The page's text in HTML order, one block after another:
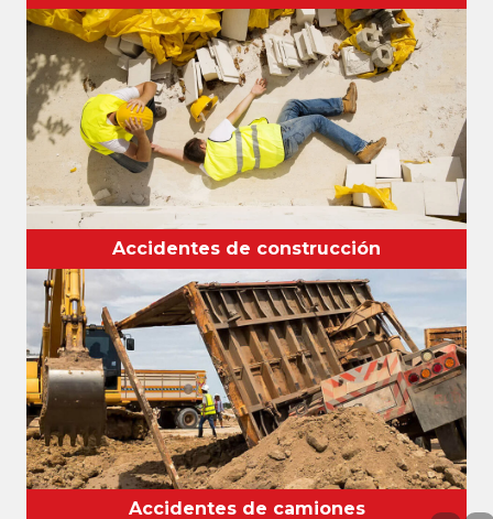
Accidentes de construcción
Accidentes de camiones